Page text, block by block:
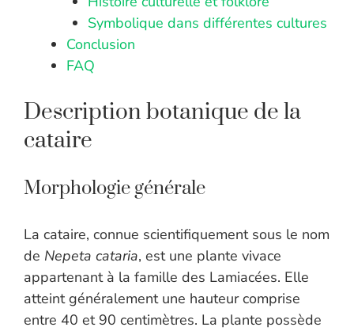
Symbolique dans différentes cultures
Conclusion
FAQ
Description botanique de la
cataire
Morphologie générale
La cataire, connue scientifiquement sous le nom
de Nepeta cataria, est une plante vivace
appartenant à la famille des Lamiacées. Elle
atteint généralement une hauteur comprise
entre 40 et 90 centimètres. La plante possède